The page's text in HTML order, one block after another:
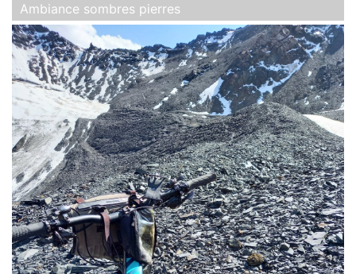
Ambiance sombres pierres